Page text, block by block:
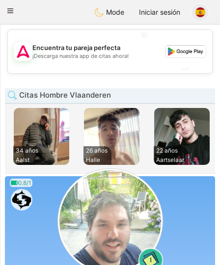
Tantôt
Toggle
Mode Iniciar sesión
💖
💕
Encuentra tu pareja perfecta
¡Descarga nuestra app de citas ahora!
Citas Hombre Vlaanderen
34 años
Aalst
26 años
Halle
22 años
Aartselaar
0.8/1
1